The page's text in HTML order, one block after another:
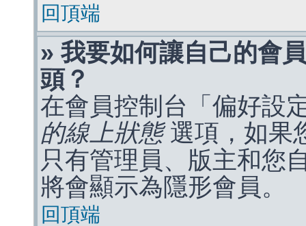
回頂端
» 我要如何讓自己的會
頭？
在會員控制台「偏好設
的線上狀態選項，如果
只有管理員、版主和您
將會顯示為隱形會員。
回頂端